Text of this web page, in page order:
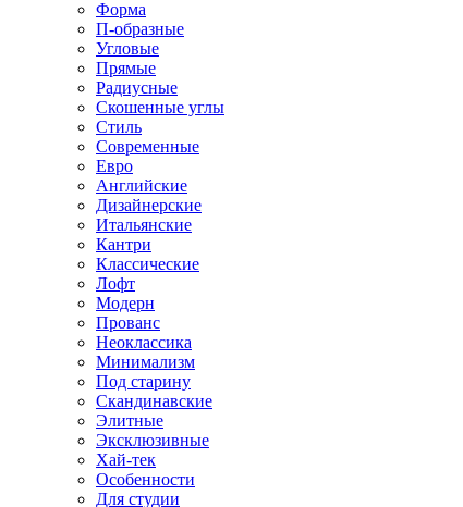
Форма
П-образные
Угловые
Прямые
Радиусные
Скошенные углы
Стиль
Современные
Евро
Английские
Дизайнерские
Итальянские
Кантри
Классические
Лофт
Модерн
Прованс
Неоклассика
Минимализм
Под старину
Скандинавские
Элитные
Эксклюзивные
Хай-тек
Особенности
Для студии